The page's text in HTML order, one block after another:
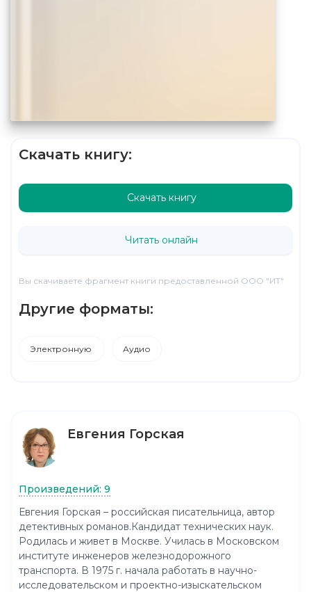
Скачать книгу:
Скачать книгу
Читать онлайн
Вы скачиваете фрагмент книги предоставленной ООО "ИТ"
Другие форматы:
Электронную Аудио
Евгения Горская
Произведений: 9
Евгения Горская – российская писательница, автор
детективных романов.Кандидат технических наук.
Родилась и живет в Москве. Училась в Московском
институте инженеров железнодорожного
транспорта. В 1975 г. начала работать в научно-
исследовательском и проектно-изыскательском